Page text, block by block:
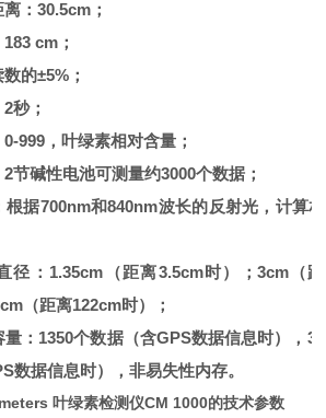
离：30.5cm ；
183 cm ；
数的±5% ；
2秒；
0-999 ，叶绿素相对含量 ；
2节碱性电池可测量约3000个数据 ；
根据700nm和840nm波长的反射光，计算
径： 1.35cm （距离3.5cm时）； 3cm（
（距离122cm时）
；
： 1350个数据（含GPS数据信息时），
数据信息时），非易失性内存。